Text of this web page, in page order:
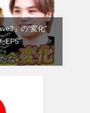
」の“変化”
たEP5